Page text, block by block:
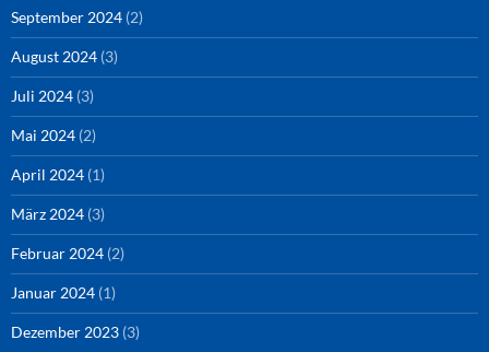
September 2024 (2)
August 2024 (3)
Juli 2024 (3)
Mai 2024 (2)
April 2024 (1)
März 2024 (3)
Februar 2024 (2)
Januar 2024 (1)
Dezember 2023 (3)